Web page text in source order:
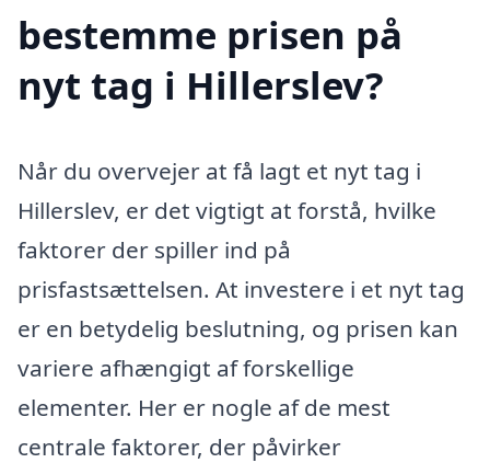
bestemme prisen på
nyt tag i Hillerslev?
Når du overvejer at få lagt et nyt tag i
Hillerslev, er det vigtigt at forstå, hvilke
faktorer der spiller ind på
prisfastsættelsen. At investere i et nyt tag
er en betydelig beslutning, og prisen kan
variere afhængigt af forskellige
elementer. Her er nogle af de mest
centrale faktorer, der påvirker